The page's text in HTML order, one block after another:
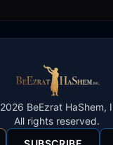
2026 BeEzrat HaShem,
All rights reserved.